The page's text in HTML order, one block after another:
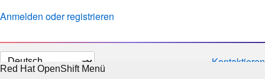
Anmelden oder registrieren
Sprache
auswählen
Kontaktieren
Red Hat OpenShift Menü